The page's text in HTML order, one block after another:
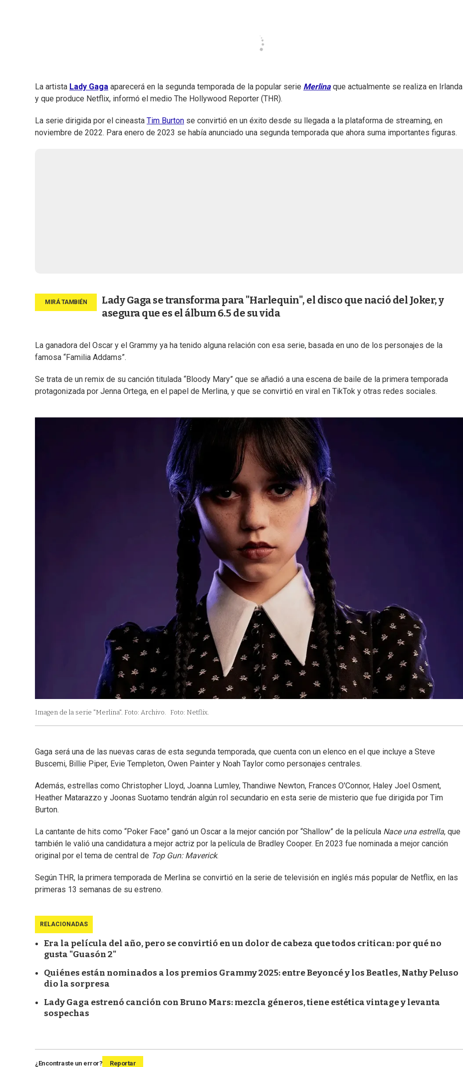
La artista Lady Gaga aparecerá en la segunda temporada de la popular serie Merlinaque actualmente se realiza en Irlanda
y que produce Netflix, informó el medio The Hollywood Reporter (THR).
La serie dirigida por el cineasta Tim Burton se convirtió en un éxito desde su llegada a la plataforma de streaming, en
noviembre de 2022. Para enero de 2023 se había anunciado una segunda temporada que ahora suma importantes figuras.
Lady Gaga se transforma para "Harlequin", el disco que nació del Joker, y
asegura que es el álbum 6.5 de su vida
La ganadora del Oscar y el Grammy ya ha tenido alguna relación con esa serie, basada en uno de los personajes de la
famosa “Familia Addams”.
Se trata de un remix de su canción titulada “Bloody Mary” que se añadió a una escena de baile de la primera temporada
protagonizada por Jenna Ortega, en el papel de Merlina, y que se convirtió en viral en TikTok y otras redes sociales.
Imagen de la serie "Merlina". Foto: Archivo. Foto: Netflix.
Gaga será una de las nuevas caras de esta segunda temporada, que cuenta con un elenco en el que incluye a Steve
Buscemi, Billie Piper, Evie Templeton, Owen Painter y Noah Taylor como personajes centrales.
Además, estrellas como Christopher Lloyd, Joanna Lumley, Thandiwe Newton, Frances O'Connor, Haley Joel Osment,
Heather Matarazzo y Joonas Suotamo tendrán algún rol secundario en esta serie de misterio que fue dirigida por Tim
Burton.
La cantante de hits como “Poker Face” ganó un Oscar a la mejor canción por “Shallow” de la película Nace una estrella, que
también le valió una candidatura a mejor actriz por la película de Bradley Cooper. En 2023 fue nominada a mejor canción
original por el tema de central de Top Gun: Maverick.
Según THR, la primera temporada de Merlina se convirtió en la serie de televisión en inglés más popular de Netflix, en las
primeras 13 semanas de su estreno.
RELACIONADAS
Era la película del año, pero se convirtió en un dolor de cabeza que todos critican: por qué no
gusta "Guasón 2"
Quiénes están nominados a los premios Grammy 2025: entre Beyoncé y los Beatles, Nathy Peluso
dio la sorpresa
Lady Gaga estrenó canción con Bruno Mars: mezcla géneros, tiene estética vintage y levanta
sospechas
¿Encontraste un error? Reportar